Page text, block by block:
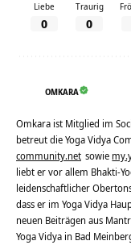
Liebe
0
Traurig
0
OMKARA
Omkara ist Mitglied im
betreut die Yoga Vidya
community.net sowie
liebt er vor allem Bhakti-
leidenschaftlicher
dass er im Yoga Vidya
neuen Beiträgen aus
Yoga Vidya in Bad